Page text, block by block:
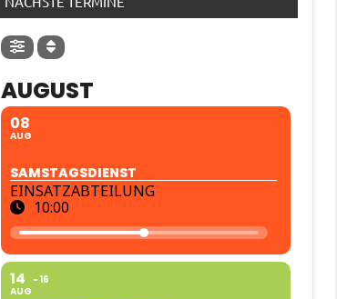
AUGUST
08
AUG
SAMSTAGSDIENST
EINSATZABTEILUNG
10:00
14
AUG
16